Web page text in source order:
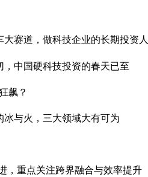
赛道，做科技企业的长期投资人
，中国硬科技投资的春天已至
飙？
冰与火，三大领域大有可为
，重点关注跨界融合与效率提升